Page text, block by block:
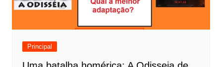
o
d
Principal